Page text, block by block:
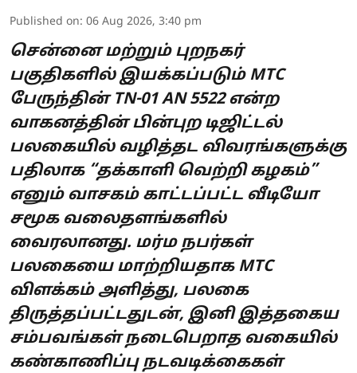
Published on: 06 Aug 2026, 3:40 pm
சென்னை மற்றும் புறநகர்
பகுதிகளில் இயக்கப்படும் MTC
பேருந்தின் TN-01 AN 5522 என்ற
வாகனத்தின் பின்புற டிஜிட்டல்
பலகையில் வழித்தட விவரங்களுக்கு
பதிலாக “தக்காளி வெற்றி கழகம்”
எனும் வாசகம் காட்டப்பட்ட வீடியோ
சமூக வலைதளங்களில்
வைரலானது. மர்ம நபர்கள்
பலகையை மாற்றியதாக MTC
விளக்கம் அளித்து, பலகை
திருத்தப்பட்டதுடன், இனி இத்தகைய
சம்பவங்கள் நடைபெறாத வகையில்
கண்காணிப்பு நடவடிக்கைகள்